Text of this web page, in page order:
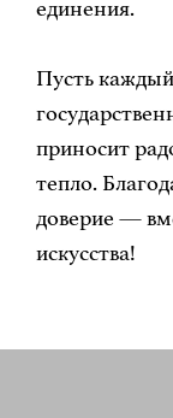
единения.
Пусть
приносит
тепло.
доверие —
искусства!